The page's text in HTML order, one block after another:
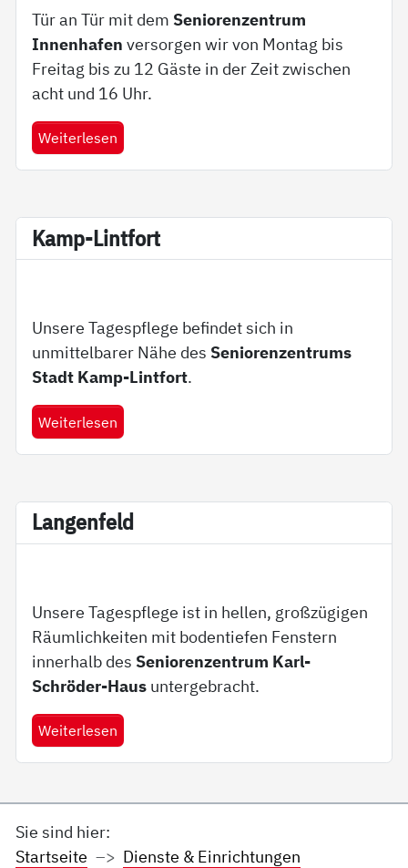
Tür an Tür mit dem Seniorenzentrum
Innenhafen versorgen wir von Montag bis
Freitag bis zu 12 Gäste in der Zeit zwischen
acht und 16 Uhr.
Weiterlesen
Kamp-Lint­fort
Unsere Tagespflege befindet sich in
unmittelbarer Nähe des Seniorenzentrums
Stadt Kamp-Lintfort.
Weiterlesen
Lan­gen­feld
Unsere Tagespflege ist in hellen, großzügigen
Räumlichkeiten mit bodentiefen Fenstern
innerhalb des Seniorenzentrum Karl-
Schröder-Haus untergebracht.
Weiterlesen
Sie sind hier:
Startseite
Dienste & Einrichtungen